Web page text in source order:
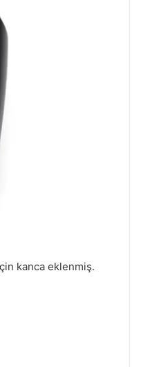
kanca eklenmiş.